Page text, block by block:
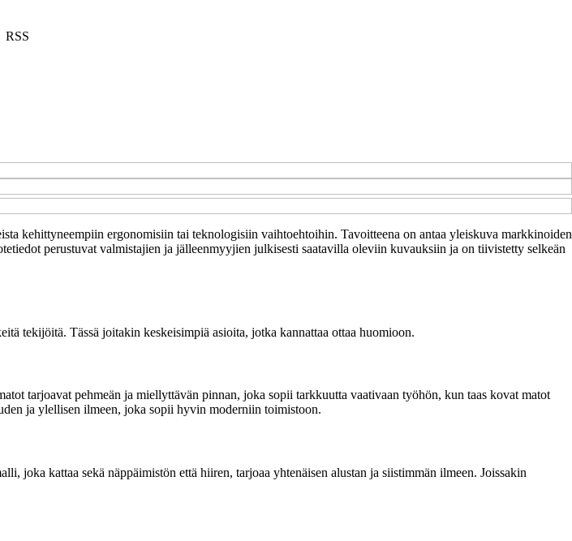
RSS
kehittyneempiin ergonomisiin tai teknologisiin vaihtoehtoihin. Tavoitteena on antaa yleiskuva markkinoiden
perustuvat valmistajien ja jälleenmyyjien julkisesti saatavilla oleviin kuvauksiin ja on tiivistetty selkeän
tekijöitä. Tässä joitakin keskeisimpiä asioita, jotka kannattaa ottaa huomioon.
tarjoavat pehmeän ja miellyttävän pinnan, joka sopii tarkkuutta vaativaan työhön, kun taas kovat matot
ja ylellisen ilmeen, joka sopii hyvin moderniin toimistoon.
kattaa sekä näppäimistön että hiiren, tarjoaa yhtenäisen alustan ja siistimmän ilmeen. Joissakin